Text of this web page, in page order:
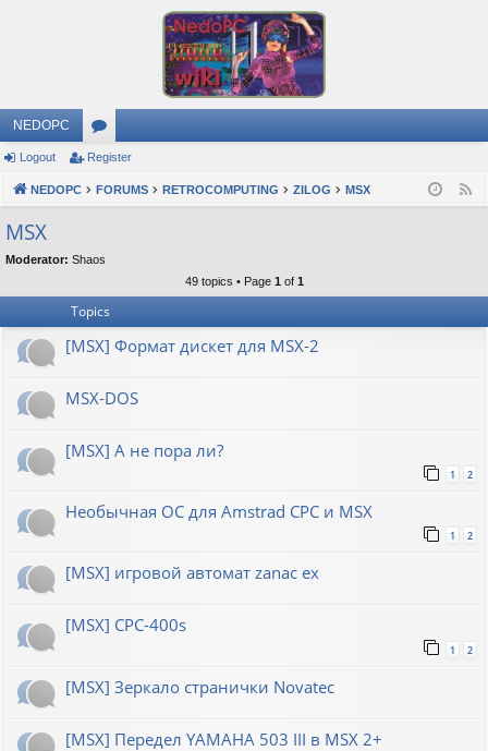
NEDOPC
or
u
s
Logout Register
NEDOPC FORUMS RETROCOMPUTING ZILOG MSX
MSX
Moderator: Shaos
49 topics • Page 1 of 1
Topics
[MSX] Формат дискет для MSX-2
MSX-DOS
[MSX] А не пора ли?
1 2
Необычная ОС для Amstrad CPC и MSX
1 2
[MSX] игровой автомат zanac ex
[MSX] CPC-400s
1 2
[MSX] Зеркало странички Novatec
[MSX] Передел YAMAHA 503 III в MSX 2+